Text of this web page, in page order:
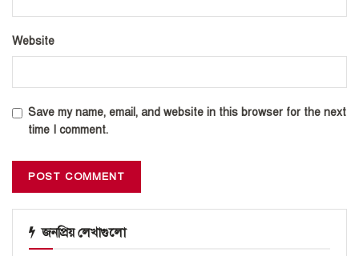
Website
Save my name, email, and website in this browser for the next
time I comment.
জনপ্রিয় লেখাগুলো